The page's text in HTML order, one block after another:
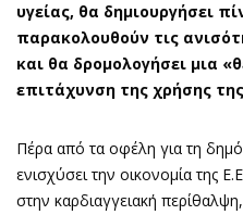
υγείας, θα δημιουργήσει
παρακολουθούν τις
και θα δρομολογήσει μια
επιτάχυνση της χρήσης
Πέρα από τα οφέλη για τη
ενισχύσει την οικονομία της
στην καρδιαγγειακή